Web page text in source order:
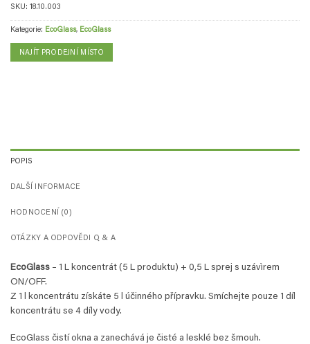
SKU: 18.10.003
Kategorie: EcoGlass, EcoGlass
NAJÍT PRODEJNÍ MÍSTO
POPIS
DALŠÍ INFORMACE
HODNOCENÍ (0)
OTÁZKY A ODPOVĚDI Q & A
EcoGlass – 1 L koncentrát (5 L produktu) + 0,5 L sprej s uzávìrem
ON/OFF.
Z 1 l koncentrátu získáte 5 l účinného přípravku. Smíchejte pouze 1 díl
koncentrátu se 4 díly vody.
EcoGlass čistí okna a zanechává je čisté a lesklé bez šmouh.